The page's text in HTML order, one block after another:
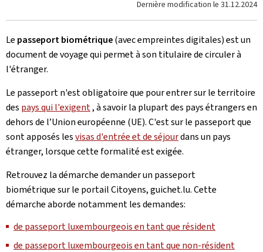
Dernière modification le 31.12.2024
Le passeport biométrique(avec empreintes digitales) est un
document de voyage qui permet à son titulaire de circuler à
l'étranger.
Le passeport n'est obligatoire que pour entrer sur le territoire
des pays qui l'exigent, à savoir la plupart des pays étrangers en
dehors de l’Union européenne (UE). C'est sur le passeport que
sont apposés lesvisas d'entrée et de séjourdans un pays
étranger, lorsque cette formalité est exigée.
Retrouvez la démarche demander un passeport
biométrique sur le portail Citoyens, guichet.lu. Cette
démarche aborde notamment les demandes:
de passeport luxembourgeois en tant que résident
de passeport luxembourgeois en tant que non-résident